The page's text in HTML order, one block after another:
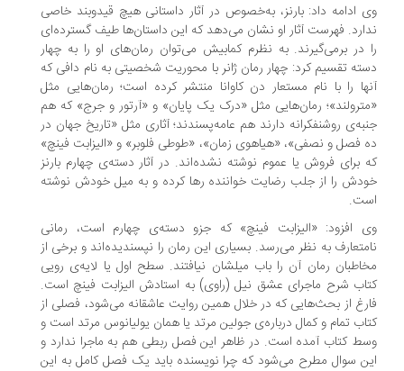
ادامه داد: بارنز، به‌خصوص در آثار داستانی هیچ قیدوبند خاصی
فهرست آثار او نشان می‌دهد که این داستان‌ها طیف گسترده‌ای
در برمی‌گیرند. به نظرم کمابیش می‌توان رمان‌های او را به چهار
تقسیم کرد: چهار رمان ژانر با محوریت شخصیتی به نام دافی که
را با نام مستعار دن کاوانا منتشر کرده است؛ رمان‌هایی مثل
رمان‌هایی مثل «درک یک پایان» و «آرتور و جرج» که هم
روشنفکرانه دارند هم عامه‌پسندند؛ آثاری مثل «تاریخ جهان در
فصل و نصفی»، «هیاهوی زمان»، «طوطی فلوبر» و «الیزابت فینچ»
برای فروش یا عموم نوشته نشده‌اند. در آثار دسته‌ی چهارم بارنز
را از جلب رضایت خواننده رها کرده و به میل خودش نوشته
افزود: «الیزابت فینچ» که جزو دسته‌ی چهارم است، رمانی
به نظر می‌رسد. بسیاری این رمان را نپسندیده‌اند و برخی از
رمان آن را باب میلشان نیافتند. سطح اول یا لایه‌ی رویی
شرح ماجرای عشق نیل (راوی) به استادش الیزابت فینچ است.
از بحث‌هایی که در خلال همین روایت عاشقانه می‌شود، فصلی از
تمام و کمال درباره‌ی جولین مرتد یا همان یولیانوس مرتد است و
کتاب آمده است. در ظاهر این فصل ربطی هم به ماجرا ندارد و
سوال مطرح می‌شود که چرا نویسنده باید یک فصل کامل به این